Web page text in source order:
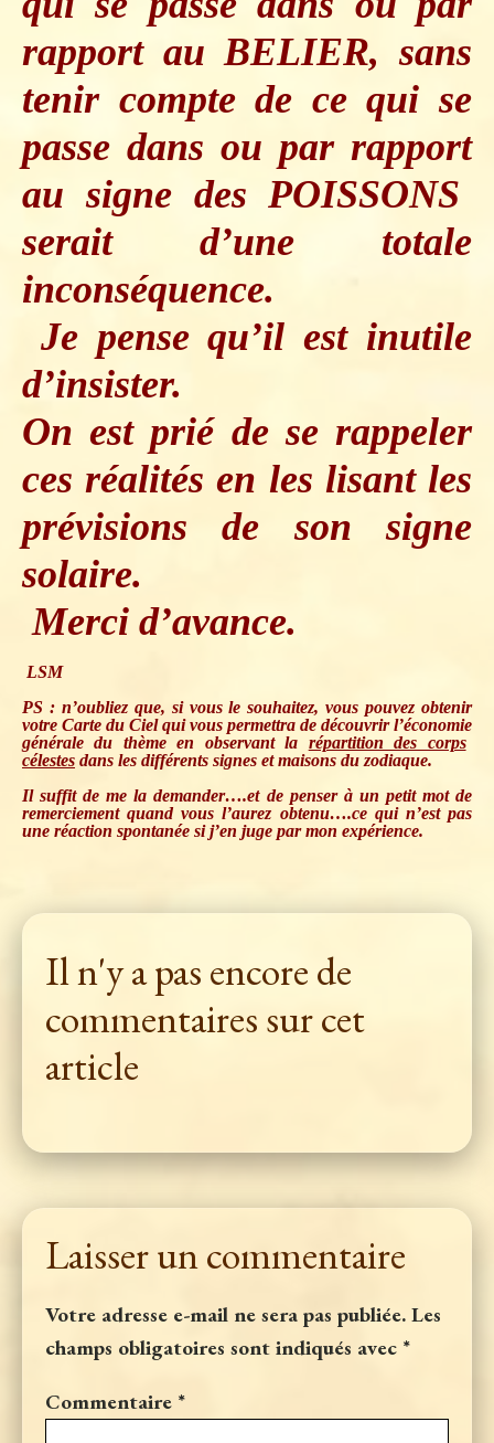
rapportau BELIER, sans
tenir compte de ce qui se
passe dans ou par rapport
au signe des POISSONS
serait d’une totale
inconséquence.
Je pense qu’il est inutile
d’insister.
On est prié de se rappeler
ces réalités en les lisant les
prévisions de son signe
solaire.
Merci d’avance.
LSM
PS : n’oubliez que, si vous le souhaitez, vous pouvez obtenir
votre Carte du Ciel qui vous permettra de découvrir l’économie
générale du thème en observant la répartition des corps
célestes dans les différents signes et maisons du zodiaque.
Il suffit de me la demander….et de penser à un petit mot de
remerciement quand vous l’aurez obtenu….ce qui n’est pas
une réaction spontanée si j’en juge par mon expérience.
Il n'y a pas encore de
commentaires sur cet
article
Laisser un commentaire
Votre adresse e-mail ne sera pas publiée. Les
champs obligatoires sont indiqués avec *
Commentaire *